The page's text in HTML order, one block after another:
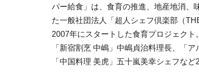
パー給食」は、食育の推進、地産地消、
た一般社団法人「超人シェフ倶楽部（
2007年にスタートした食育プロジェク
「新宿割烹 中嶋」中嶋貞治料理長、「
「中国料理 美虎」五十嵐美幸シェフなど